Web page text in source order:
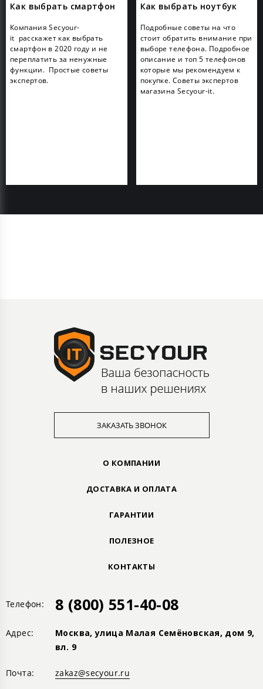
Как выбрать смартфон
Компания Secyour-
it расскажет как выбрать
смартфон в 2020 году и не
переплатить за ненужные
функции. Простые советы
экспертов.
Как выбрать ноутбук
Подробные советы на что
стоит обратить внимание при
выборе телефона. Подробное
описание и топ 5 телефонов
которые мы рекомендуем к
покупке. Советы экспертов
магазина Secyour-it.
Телефон: 8 (800) 551-40-08
Адрес:
Москва, улица Малая Семёновская, дом 9,
вл. 9
Почта: zakaz@secyour.ru
ЗАКАЗАТЬ ЗВОНОК
О КОМПАНИИ
ДОСТАВКА И ОПЛАТА
ГАРАНТИИ
ПОЛЕЗНОЕ
КОНТАКТЫ